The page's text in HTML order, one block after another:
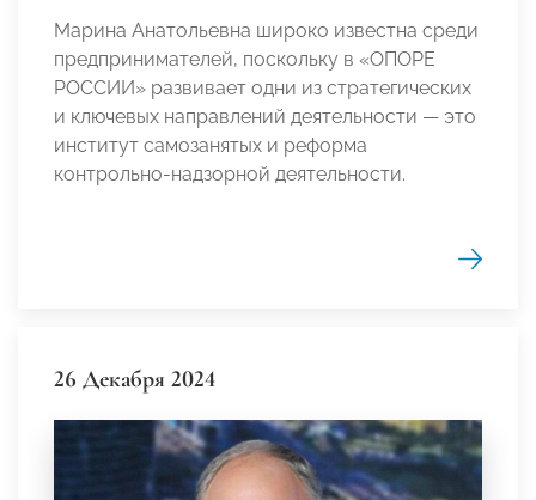
Марина Анатольевна широко известна среди
предпринимателей, поскольку в «ОПОРЕ
РОССИИ» развивает одни из стратегических
и ключевых направлений деятельности — это
институт самозанятых и реформа
контрольно-надзорной деятельности.
26 Декабря 2024